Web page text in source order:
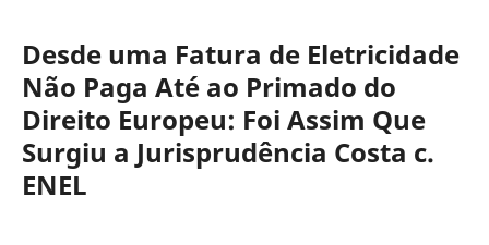
Desde uma Fatura de Eletricidade
Não Paga Até ao Primado do
Direito Europeu: Foi Assim Que
Surgiu a Jurisprudência Costa c.
ENEL